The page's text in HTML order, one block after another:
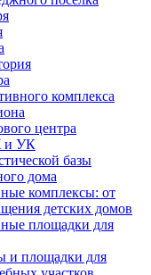
комплекса
центра
и УК
базы
дома
комплексы: от
детских домов
площадки для
и площадки для